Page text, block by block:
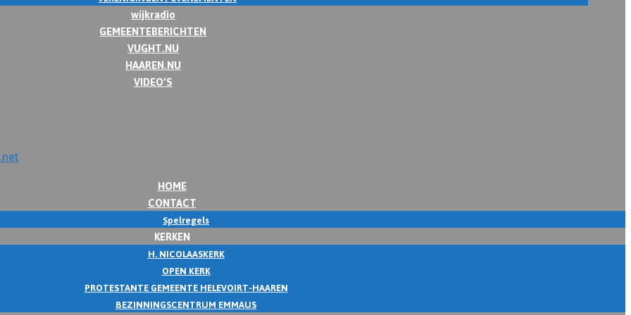
wijkradio
GEMEENTEBERICHTEN
VUGHT.NU
HAAREN.NU
VIDEO’S
HOME
CONTACT
Spelregels
KERKEN
H. NICOLAASKERK
OPEN KERK
PROTESTANTE GEMEENTE HELEVOIRT-HAAREN
BEZINNINGSCENTRUM EMMAUS